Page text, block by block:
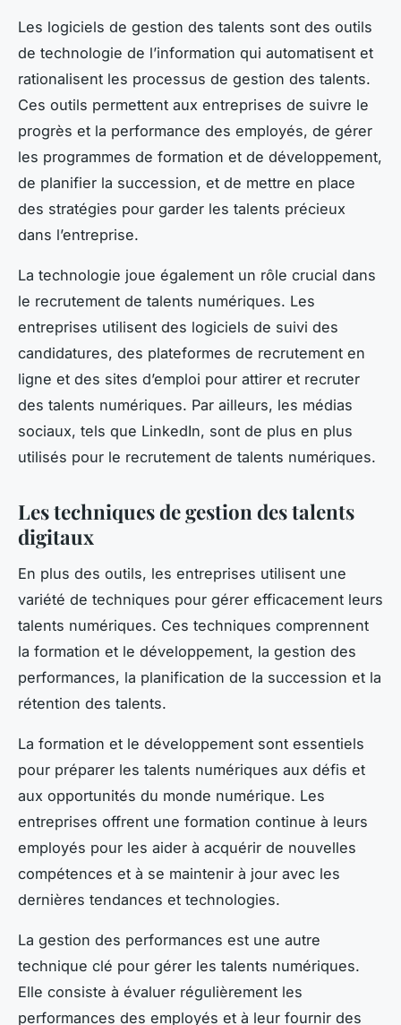
Les logiciels de gestion des talents sont des outils
de technologie de l’information qui automatisent et
rationalisent les processus de gestion des talents.
Ces outils permettent aux entreprises de suivre le
progrès et la performance des employés, de gérer
les programmes de formation et de développement,
de planifier la succession, et de mettre en place
des stratégies pour garder les talents précieux
dans l’entreprise.
La technologie joue également un rôle crucial dans
le recrutement de talents numériques. Les
entreprises utilisent des logiciels de suivi des
candidatures, des plateformes de recrutement en
ligne et des sites d’emploi pour attirer et recruter
des talents numériques. Par ailleurs, les médias
sociaux, tels que LinkedIn, sont de plus en plus
utilisés pour le recrutement de talents numériques.
Les techniques de gestion des talents
digitaux
En plus des outils, les entreprises utilisent une
variété de techniques pour gérer efficacement leurs
talents numériques. Ces techniques comprennent
la formation et le développement, la gestion des
performances, la planification de la succession et la
rétention des talents.
La formation et le développement sont essentiels
pour préparer les talents numériques aux défis et
aux opportunités du monde numérique. Les
entreprises offrent une formation continue à leurs
employés pour les aider à acquérir de nouvelles
compétences et à se maintenir à jour avec les
dernières tendances et technologies.
La gestion des performances est une autre
technique clé pour gérer les talents numériques.
Elle consiste à évaluer régulièrement les
performances des employés et à leur fournir des